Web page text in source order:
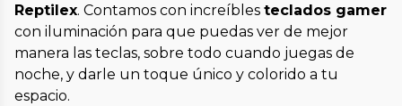
Reptilex. Contamos con increíbles teclados gamer
con iluminación para que puedas ver de mejor
manera las teclas, sobre todo cuando juegas de
noche, y darle un toque único y colorido a tu
espacio.